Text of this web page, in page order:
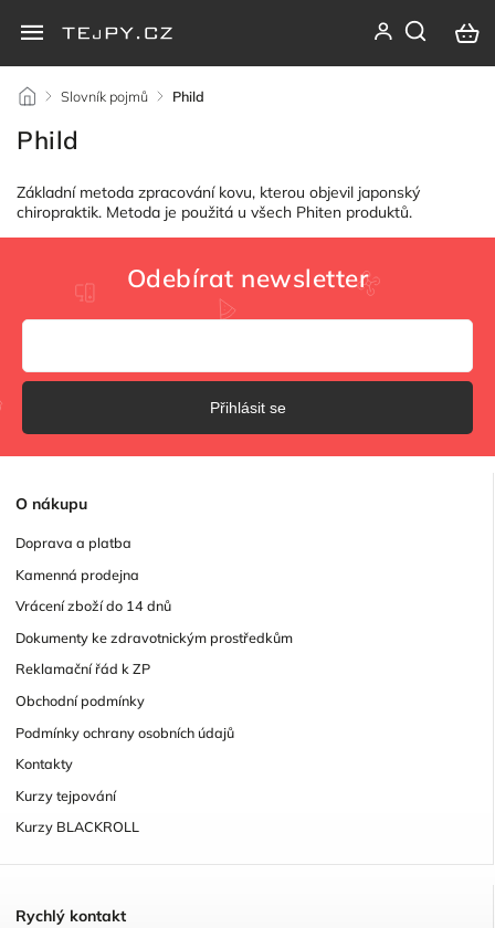
/ Slovník pojmů / Phild
Phild
Základní metoda zpracování kovu, kterou objevil japonský
chiropraktik. Metoda je použitá u všech Phiten produktů.
O nákupu
Doprava a platba
Kamenná prodejna
Vrácení zboží do 14 dnů
Dokumenty ke zdravotnickým prostředkům
Reklamační řád k ZP
Obchodní podmínky
Podmínky ochrany osobních údajů
Kontakty
Kurzy tejpování
Kurzy BLACKROLL
Rychlý kontakt
Odebírat newsletter
Přihlásit se